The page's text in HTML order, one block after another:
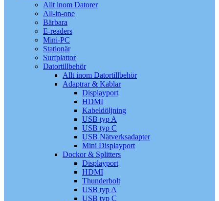
Allt inom Datorer
All-in-one
Bärbara
E-readers
Mini-PC
Stationär
Surfplattor
Datortillbehör
Allt inom Datortillbehör
Adaptrar & Kablar
Displayport
HDMI
Kabeldöljning
USB typ A
USB typ C
USB Nätverksadapter
Mini Displayport
Dockor & Splitters
Displayport
HDMI
Thunderbolt
USB typ A
USB typ C